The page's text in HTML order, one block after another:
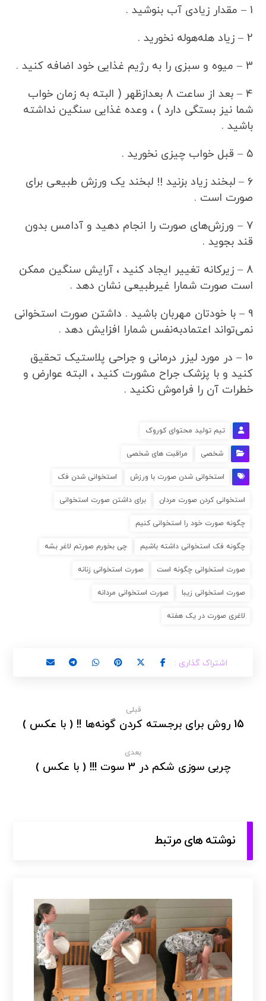
1 – مقدار زیادی آب بنوشید .
2 – زیاد هله‌هوله نخورید .
3 – میوه و سبزی را به رژیم غذایی خود اضافه کنید .
4 – بعد از ساعت 8 بعدازظهر ( البته به زمان خواب
شما نیز بستگی دارد ) ، وعده غذایی سنگین نداشته
باشید .
5 – قبل خواب چیزی نخورید .
6 – لبخند زیاد بزنید !! لبخند یک ورزش طبیعی برای
صورت است .
7 – ورزش‌های صورت را انجام دهید و آدامس بدون
قند بجوید .
8 – زیرکانه تغییر ایجاد کنید ، آرایش سنگین ممکن
است صورت شمارا غیرطبیعی نشان دهد .
9 – با خودتان مهربان باشید . داشتن صورت استخوانی
نمی‌تواند اعتمادبه‌نفس شمارا افزایش دهد .
10 – در مورد لیزر درمانی و جراحی پلاستیک تحقیق
کنید و با پزشک جراح مشورت کنید ، البته عوارض و
خطرات آن را فراموش نکنید .
تیم تولید محتوای کوروک
شخصی مراقبت های شخصی
استخوانی شدن صورت با ورزش استخوانی شدن فک
استخوانی کردن صورت مردان برای داشتن صورت استخوانی
چگونه صورت خود را استخوانی کنیم
چگونه فک استخوانی داشته باشیم چی بخورم صورتم لاغر بشه
صورت استخوانی چگونه است صورت استخوانی زنانه
صورت استخوانی زیبا صورت استخوانی مردانه
لاغری صورت در یک هفته
قبلی
15 روش برای برجسته کردن گونه‌ها !! ( با عکس )
بعدی
چربی سوزی شکم در 3 سوت !!! ( با عکس )
نوشته های مرتبط